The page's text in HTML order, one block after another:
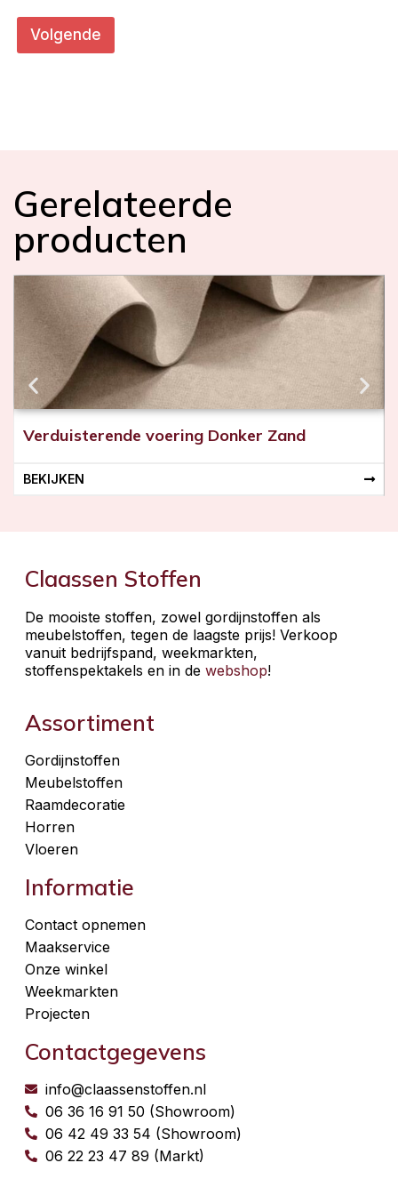
Volgende
Gerelateerde
producten
Verduisterende voering Donker Zand
BEKIJKEN
Claassen Stoffen
De mooiste stoffen, zowel gordijnstoffen als
meubelstoffen, tegen de laagste prijs! Verkoop
vanuit bedrijfspand, weekmarkten,
stoffenspektakels en in de webshop!
Assortiment
Gordijnstoffen
Meubelstoffen
Raamdecoratie
Horren
Vloeren
Informatie
Contact opnemen
Maakservice
Onze winkel
Weekmarkten
Projecten
Contactgegevens
info@claassenstoffen.nl
06 36 16 91 50 (Showroom)
06 42 49 33 54 (Showroom)
06 22 23 47 89 (Markt)